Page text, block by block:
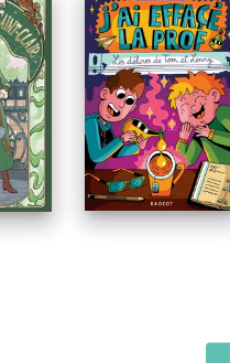
06/2026 224 PAGES
- Retour au
NOUVEAUTÉ
PARUTION : 17/06/
IMAGINAIRE
Le destin
Clair